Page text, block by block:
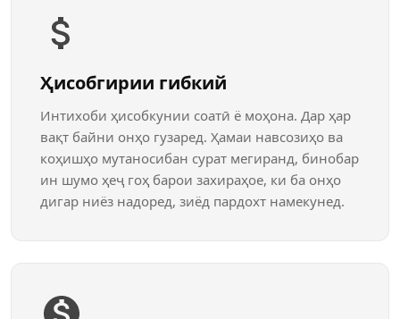
Ҳисобгирии гибкий
Интихоби ҳисобкунии соатӣ ё моҳона. Дар ҳар
вақт байни онҳо гузаред. Ҳамаи навсозиҳо ва
коҳишҳо мутаносибан сурат мегиранд, бинобар
ин шумо ҳеҷ гоҳ барои захираҳое, ки ба онҳо
дигар ниёз надоред, зиёд пардохт намекунед.